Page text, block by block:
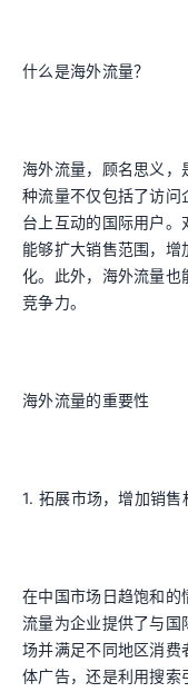
什么是海外流量？
海外流量，顾名思义，
种流量不仅包括了访问
台上互动的国际用户
能够扩大销售范围，
化。此外，海外流量也
竞争力。
海外流量的重要性
1. 拓展市场，增加销售
在中国市场日趋饱和的
流量为企业提供了与国
场并满足不同地区消费
体广告，还是利用搜索